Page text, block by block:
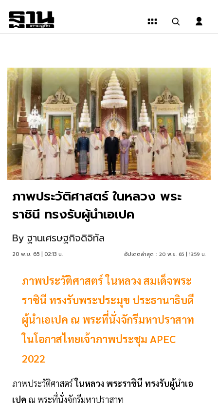
ภาพประวัติศาสตร์ ในหลวง พระ
ราชินี ทรงรับผู้นำเอเปค
By ฐานเศรษฐกิจดิจิทัล
20 พ.ย. 65 | 02:13 น. อัปเดตล่าสุด : 20 พ.ย. 65 | 13:59 น.
ภาพประวัติศาสตร์ ในหลวง สมเด็จพระ
ราชินี ทรงรับพระประมุข ประธานาธิบดี
ผู้นำเอเปค ณ พระที่นั่งจักรีมหาปราสาท
ในโอกาสไทยเจ้าภาพประชุม APEC
2022
ภาพประวัติศาสตร์ในหลวง พระราชินี ทรงรับผู้นำเอ
เปค ณ พระที่นั่งจักรีมหาปราสาท